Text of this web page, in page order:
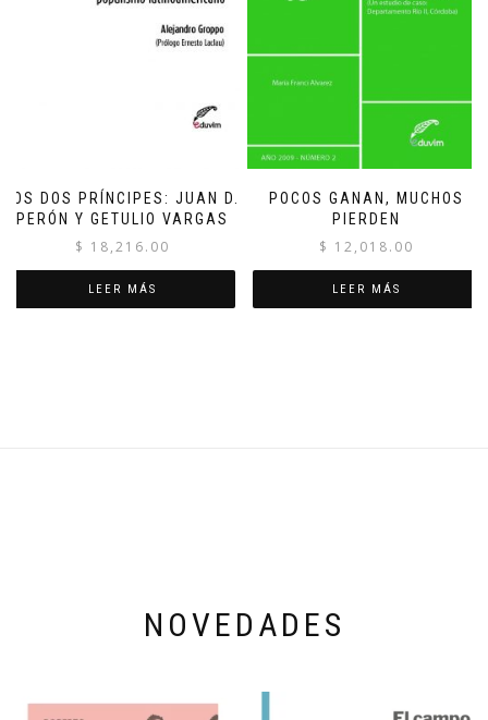
LOS DOS PRÍNCIPES: JUAN D.
PERÓN Y GETULIO VARGAS
$ 18,216.00
LEER MÁS
POCOS GANAN, MUCHOS
PIERDEN
$ 12,018.00
LEER MÁS
NOVEDADES